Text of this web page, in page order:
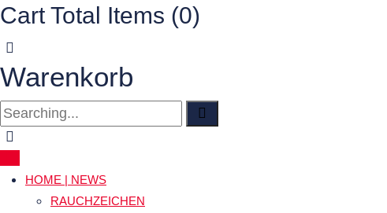
Cart Total Items (0)
Warenkorb
HOME | NEWS
RAUCHZEICHEN